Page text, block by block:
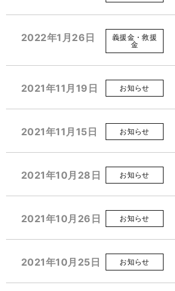
2022年1月26日
義援金・救援
金
2021年11月19日 お知らせ
2021年11月15日 お知らせ
2021年10月28日 お知らせ
2021年10月26日 お知らせ
2021年10月25日 お知らせ